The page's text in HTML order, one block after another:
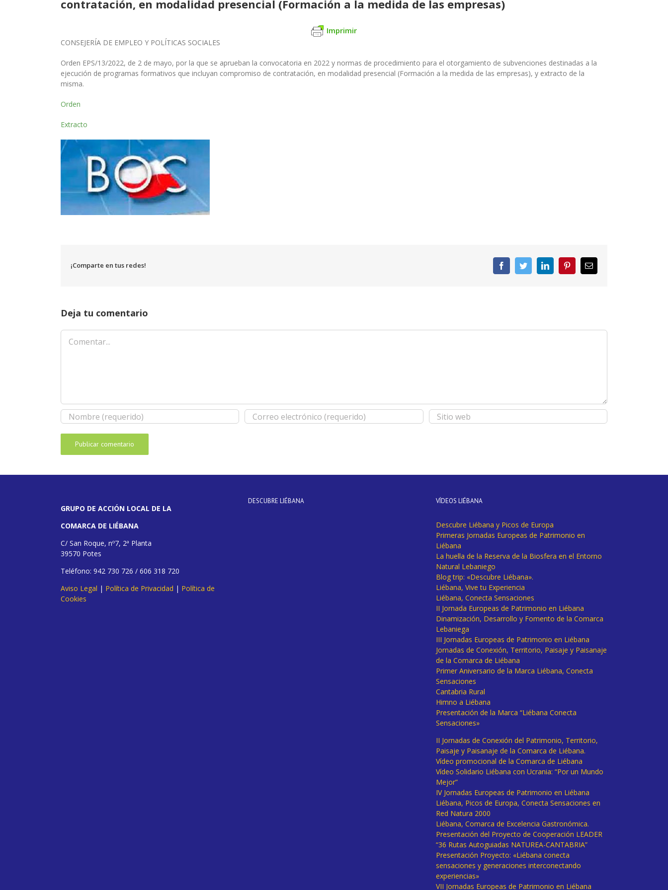
contratación, en modalidad presencial (Formación a la medida de las empresas)
Imprimir
CONSEJERÍA DE EMPLEO Y POLÍTICAS SOCIALES
Orden EPS/13/2022, de 2 de mayo, por la que se aprueban la convocatoria en 2022 y normas de procedimiento para el otorgamiento de subvenciones destinadas a la
ejecución de programas formativos que incluyan compromiso de contratación, en modalidad presencial (Formación a la medida de las empresas), y extracto de la
misma.
Orden
Extracto
¡Comparte en tus redes! FacebookTwitterLinkedInPinterestCorreo
electrónico
Deja tu comentario
Comentar
GRUPO DE ACCIÓN LOCAL DE LA
COMARCA DE LIÉBANA
C/ San Roque, nº7, 2ª Planta
39570 Potes
Teléfono: 942 730 726 / 606 318 720
Aviso Legal | Política de Privacidad | Política de
Cookies
DESCUBRE LIÉBANA VÍDEOS LIÉBANA
Descubre Liébana y Picos de Europa
Primeras Jornadas Europeas de Patrimonio en
Liébana
La huella de la Reserva de la Biosfera en el Entorno
Natural Lebaniego
Blog trip: «Descubre Liébana».
Liébana, Vive tu Experiencia
Liébana, Conecta Sensaciones
II Jornada Europeas de Patrimonio en Liébana
Dinamización, Desarrollo y Fomento de la Comarca
Lebaniega
III Jornadas Europeas de Patrimonio en Liébana
Jornadas de Conexión, Territorio, Paisaje y Paisanaje
de la Comarca de Liébana
Primer Aniversario de la Marca Liébana, Conecta
Sensaciones
Cantabria Rural
Himno a Liébana
Presentación de la Marca “Liébana Conecta
Sensaciones»
II Jornadas de Conexión del Patrimonio, Territorio,
Paisaje y Paisanaje de la Comarca de Liébana.
Vídeo promocional de la Comarca de Liébana
Vídeo Solidario Liébana con Ucrania: “Por un Mundo
Mejor”
IV Jornadas Europeas de Patrimonio en Liébana
Liébana, Picos de Europa, Conecta Sensaciones en
Red Natura 2000
Liébana, Comarca de Excelencia Gastronómica.
Presentación del Proyecto de Cooperación LEADER
“36 Rutas Autoguiadas NATUREA-CANTABRIA”
Presentación Proyecto: «Liébana conecta
sensaciones y generaciones interconectando
experiencias»
VII Jornadas Europeas de Patrimonio en Liébana